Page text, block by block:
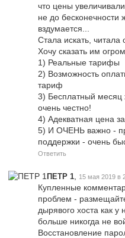
что цены
не до
вздумается...
Стала искать,
Хочу сказать им
1) Реальные тарифы
2) Возможность
тариф
3) Бесплатный месяц
очень честно!
4) Адекватная цена
5) И ОЧЕНЬ важно -
поддержки - очень
Ответить
ПЕТР 1 15 мая 2019 в
Купленные
проблем -
дырявого хоста как
больше никогда не
Восстановление